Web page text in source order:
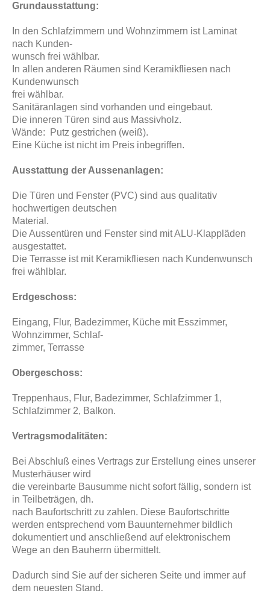
Grundausstattung:
In den Schlafzimmern und Wohnzimmern ist Laminat
nach Kunden-
wunsch frei wählbar.
In allen anderen Räumen sind Keramikfliesen nach
Kundenwunsch
frei wählbar.
Sanitäranlagen sind vorhanden und eingebaut.
Die inneren Türen sind aus Massivholz.
Wände: Putz gestrichen (weiß).
Eine Küche ist nicht im Preis inbegriffen.
Ausstattung der Aussenanlagen:
Die Türen und Fenster (PVC) sind aus qualitativ
hochwertigen deutschen
Material.
Die Aussentüren und Fenster sind mit ALU-Klappläden
ausgestattet.
Die Terrasse ist mit Keramikfliesen nach Kundenwunsch
frei wählblar.
Erdgeschoss:
Eingang, Flur, Badezimmer, Küche mit Esszimmer,
Wohnzimmer, Schlaf-
zimmer, Terrasse
Obergeschoss:
Treppenhaus, Flur, Badezimmer, Schlafzimmer 1,
Schlafzimmer 2, Balkon.
Vertragsmodalitäten:
Bei Abschluß eines Vertrags zur Erstellung eines unserer
Musterhäuser wird
die vereinbarte Bausumme nicht sofort fällig, sondern ist
in Teilbeträgen, dh.
nach Baufortschritt zu zahlen. Diese Baufortschritte
werden entsprechend vom Bauunternehmer bildlich
dokumentiert und anschließend auf elektronischem
Wege an den Bauherrn übermittelt.
Dadurch sind Sie auf der sicheren Seite und immer auf
dem neuesten Stand.